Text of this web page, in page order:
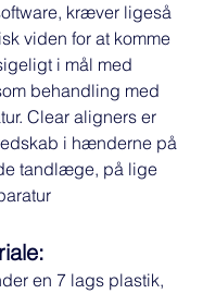
kræver ligeså
viden for at komme
i mål med
behandling med
Clear aligners er
i hænderne på
tandlæge, på lige
en 7 lags plastik,